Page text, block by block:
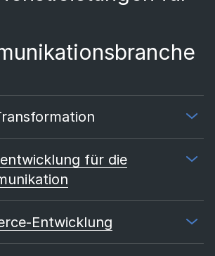
für die
Entwicklung